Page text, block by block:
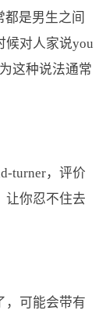
都是男生之间
候对人家说you
这种说法通常
turner，评价
让你忍不住去
，可能会带有